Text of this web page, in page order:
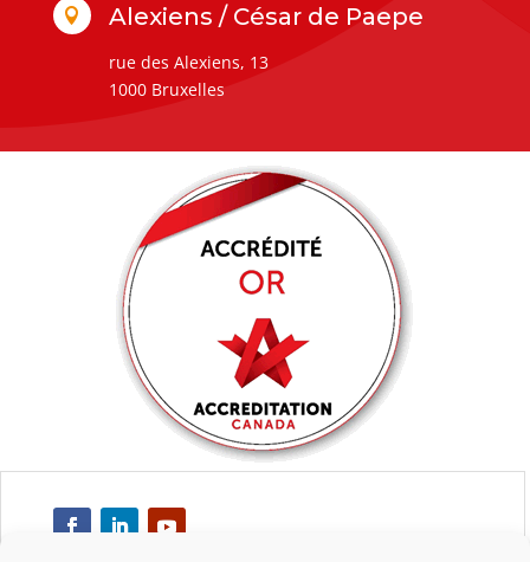
 Alexiens / César de Paepe
rue des Alexiens, 13
1000 Bruxelles